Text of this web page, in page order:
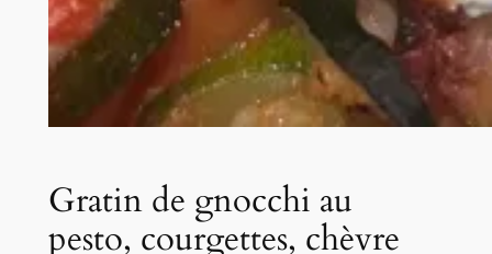
Gratin de gnocchi au
pesto, courgettes, chèvre